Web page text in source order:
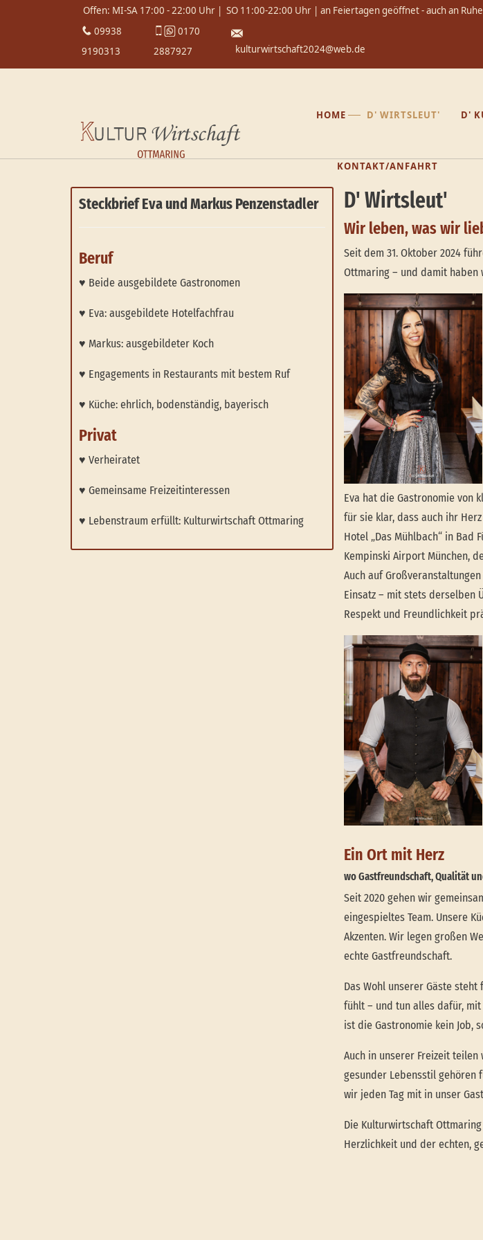
Offen: MI-SA 17:00 - 22:00 Uhr | SO 11:00-22:00 Uhr | an Feiertagen geöffnet - auch an
09938
9190313
0170
2887927
kulturwirtschaft2024@web.de
HOME D' WIRTSLEUT' D'
KONTAKT/ANFAHRT
Steckbrief Eva und Markus Penzenstadler
Beruf
♥ Beide ausgebildete Gastronomen
♥ Eva: ausgebildete Hotelfachfrau
♥ Markus: ausgebildeter Koch
♥ Engagements in Restaurants mit bestem Ruf
♥ Küche: ehrlich, bodenständig, bayerisch
Privat
♥ Verheiratet
♥ Gemeinsame Freizeitinteressen
♥ Lebenstraum erfüllt: Kulturwirtschaft Ottmaring
D' Wirtsleut'
Wir leben, was wir
Seit dem 31. Oktober 2024
Ottmaring – und damit haben
Eva hat die Gastronomie von
für sie klar, dass auch ihr
Hotel „Das Mühlbach“ in
Kempinski Airport München,
Auch auf
Einsatz – mit stets derselben
Respekt und Freundlichkeit
Ein Ort mit Herz
wo Gastfreundschaft, Qualität
Seit 2020 gehen wir
eingespieltes Team. Unsere
Akzenten. Wir legen großen
echte Gastfreundschaft.
Das Wohl unserer Gäste
fühlt – und tun alles dafür, mit
ist die Gastronomie kein Job,
Auch in unserer Freizeit
gesunder Lebensstil gehören
wir jeden Tag mit in unser
Die Kulturwirtschaft
Herzlichkeit und der echten,